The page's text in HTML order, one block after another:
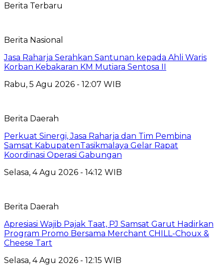
Berita Terbaru
Berita Nasional
Jasa Raharja Serahkan Santunan kepada Ahli Waris
Korban Kebakaran KM Mutiara Sentosa II
Rabu, 5 Agu 2026 - 12:07 WIB
Berita Daerah
Perkuat Sinergi, Jasa Raharja dan Tim Pembina
Samsat KabupatenTasikmalaya Gelar Rapat
Koordinasi Operasi Gabungan
Selasa, 4 Agu 2026 - 14:12 WIB
Berita Daerah
Apresiasi Wajib Pajak Taat, PJ Samsat Garut Hadirkan
Program Promo Bersama Merchant CHILL-Choux &
Cheese Tart
Selasa, 4 Agu 2026 - 12:15 WIB